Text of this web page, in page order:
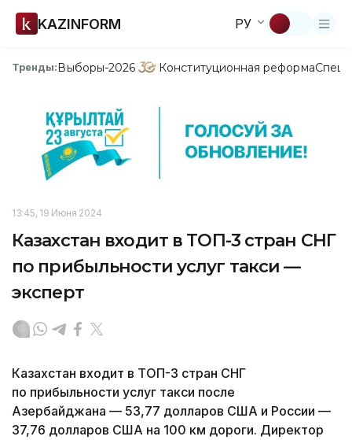
KAZINFORM РУ
Тренды:Выборы-2026 Конституционная реформа
13:45, 19 Июня 2024
Казахстан входит в ТОП-3 стран СНГ
по прибыльности услуг такси —
эксперт
Казахстан входит в ТОП-3 стран СНГ
по прибыльности услуг такси после
Азербайджана — 53,77 долларов США и России —
37,76 долларов США на 100 км дороги. Директор